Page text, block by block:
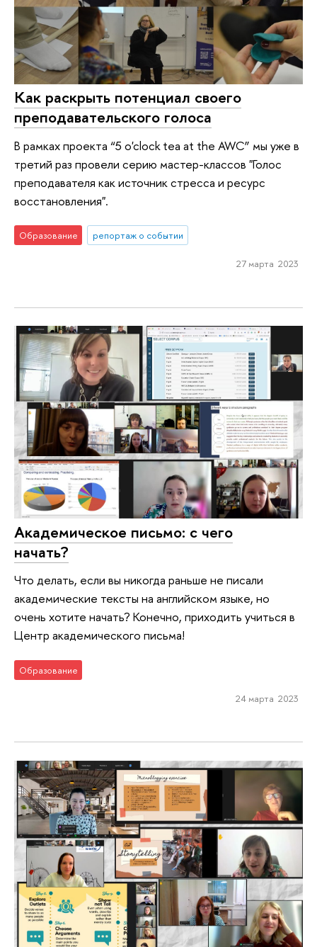
Как раскрыть потенциал своего
преподавательского голоса
В рамках проекта “5 o'clock tea at the AWC” мы уже в
третий раз провели серию мастер-классов "Голос
преподавателя как источник стресса и ресурс
восстановления".
Образование репортаж о событии
27 марта 2023
Академическое письмо: с чего
начать?
Что делать, если вы никогда раньше не писали
академические тексты на английском языке, но
очень хотите начать? Конечно, приходить учиться в
Центр академического письма!
Образование
24 марта 2023